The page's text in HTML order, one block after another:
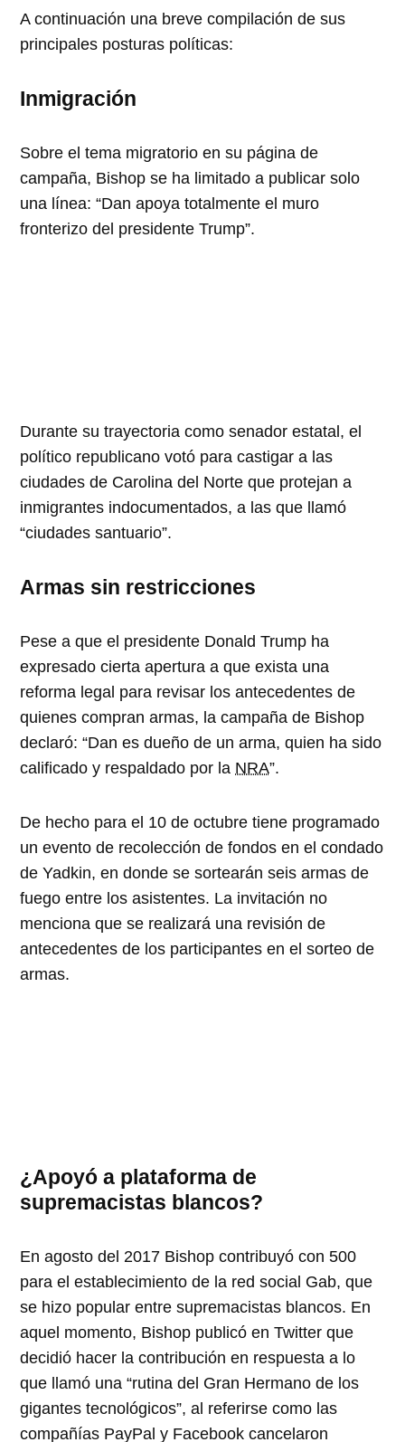
A continuación una breve compilación de sus
principales posturas políticas:
Inmigración
Sobre el tema migratorio en su página de
campaña, Bishop se ha limitado a publicar solo
una línea: Dan apoya totalmente el muro
fronterizo del presidente Trump .
Durante su trayectoria como senador estatal, el
político republicano votó para castigar a las
ciudades de Carolina del Norte que protejan a
inmigrantes indocumentados, a las que llamó
ciudades santuario .
Armas sin restricciones
Pese a que el presidente Donald Trump ha
expresado cierta apertura a que exista una
reforma legal para revisar los antecedentes de
quienes compran armas, la campaña de Bishop
declaró: Dan es dueño de un arma, quien ha sido
calificado y respaldado por la NRA .
De hecho parael 10 de octubre tiene programado
un evento de recolección de fondos en el condado
de Yadkin, en donde se sortearán seis armas de
fuego entre los asistentes. La invitación no
menciona que se realizará una revisión de
antecedentes de los participantes en el sorteo de
armas.
¿Apoyó a plataforma de
supremacistas blancos?
En agosto del 2017 Bishop contribuyó con500
para el establecimiento de la red social Gab, que
se hizo popular entre supremacistas blancos. En
aquel momento, Bishop publicó en Twitter que
decidió hacer la contribución en respuesta a lo
que llamó una rutina del Gran Hermano de los
gigantes tecnológicos , al referirse como las
compañías PayPal y Facebook cancelaron